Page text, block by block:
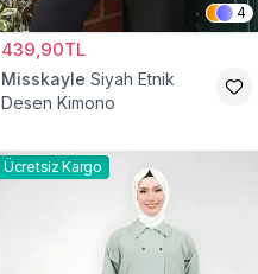
4
439,90TL
Misskayle Siyah Etnik
Desen Kimono
Ücretsiz Kargo